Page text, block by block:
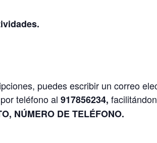
puedes escribir un correo
teléfono al 917856234,
NÚMERO DE TELÉFONO.